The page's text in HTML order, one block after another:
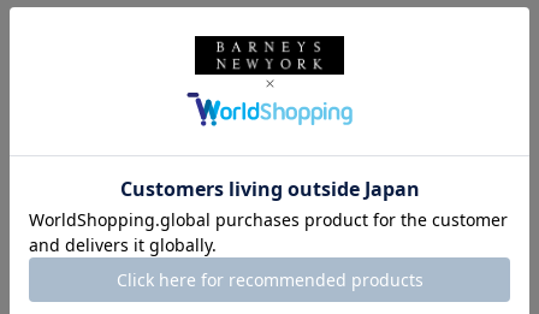
tie：LUIGI BORRELLI 私物
belt：J&M DAVIDSON（着用サイズ85cm）
shoes : 私物
bag：MOREAU PARIS
バーニーズ ニューヨーク ARIANNA アリアンナ BARNEYS NEW YORK